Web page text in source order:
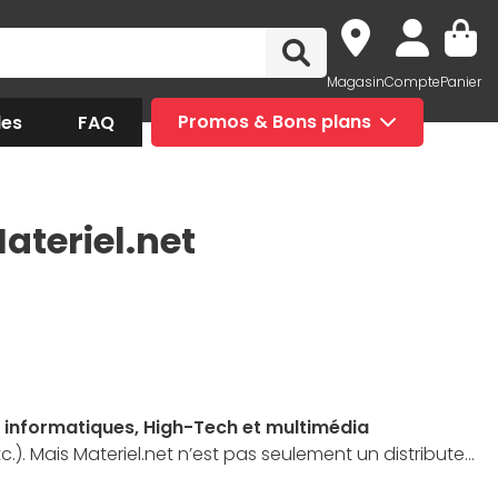
MagasinComptePanier
FAQ Promos & Bons plans
High-Tech et multimédia
Mais Materiel.net n’est pas seulement un distributeur